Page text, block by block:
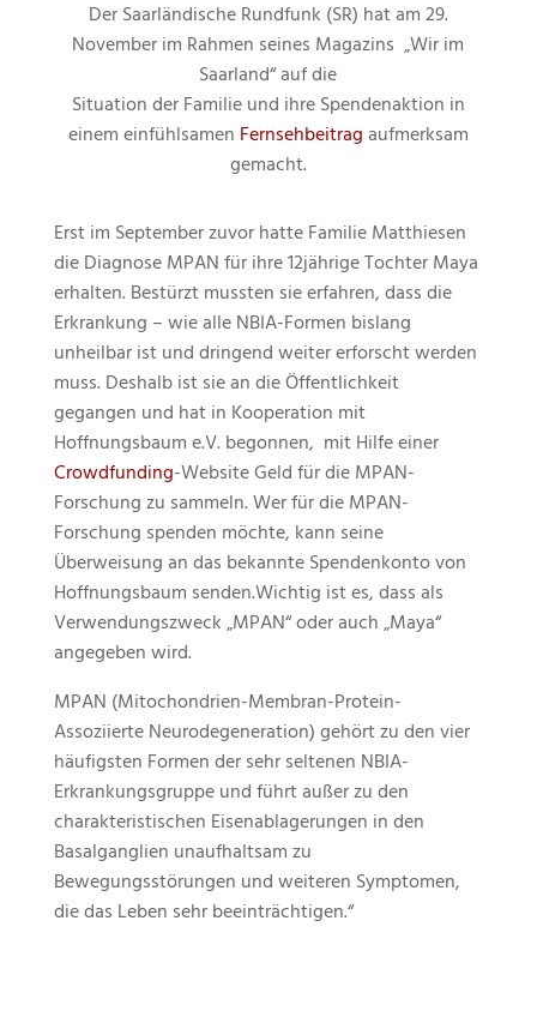
Der Saarländische Rundfunk (SR) hat am 29.
November im Rahmen seines Magazins „Wir im
Saarland“ auf die
Situation der Familie und ihre Spendenaktion in
einem einfühlsamen Fernsehbeitrag aufmerksam
gemacht.
Erst im September zuvor hatte Familie Matthiesen
die Diagnose MPAN für ihre 12jährige Tochter Maya
erhalten. Bestürzt mussten sie erfahren, dass die
Erkrankung – wie alle NBIA-Formen bislang
unheilbar ist und dringend weiter erforscht werden
muss. Deshalb ist sie an die Öffentlichkeit
gegangen und hat in Kooperation mit
Hoffnungsbaum e.V. begonnen, mit Hilfe einer
Crowdfunding-Website Geld für die MPAN-
Forschung zu sammeln. Wer für die MPAN-
Forschung spenden möchte, kann seine
Überweisung an das bekannte Spendenkonto von
Hoffnungsbaum senden.Wichtig ist es, dass als
Verwendungszweck „MPAN“ oder auch „Maya“
angegeben wird.
MPAN (Mitochondrien-Membran-Protein-
Assoziierte Neurodegeneration) gehört zu den vier
häufigsten Formen der sehr seltenen NBIA-
Erkrankungsgruppe und führt außer zu den
charakteristischen Eisenablagerungen in den
Basalganglien unaufhaltsam zu
Bewegungsstörungen und weiteren Symptomen,
die das Leben sehr beeinträchtigen.“